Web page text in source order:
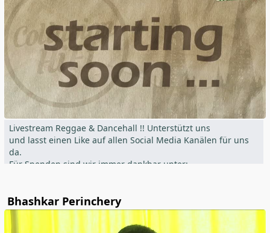
Pfarrei Maria Immaculata Biburg
Livestream Reggae & Dancehall !! Unterstützt uns
und lasst einen Like auf allen Social Media Kanälen für uns
da.
Für Spenden sind wir immer dankbar unter:
Bhashkar Perinchery